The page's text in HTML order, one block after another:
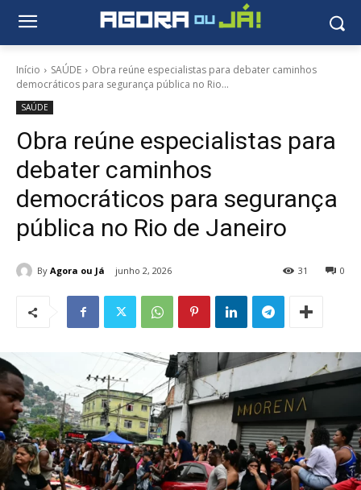
Início SAÚDE
Obra reúne especialistas para debater caminhos
democráticos para segurança pública no Rio...
SAÚDE
Obra reúne especialistas para
debater caminhos
democráticos para segurança
pública no Rio de Janeiro
By Agora ou Já junho 2, 2026 0
31